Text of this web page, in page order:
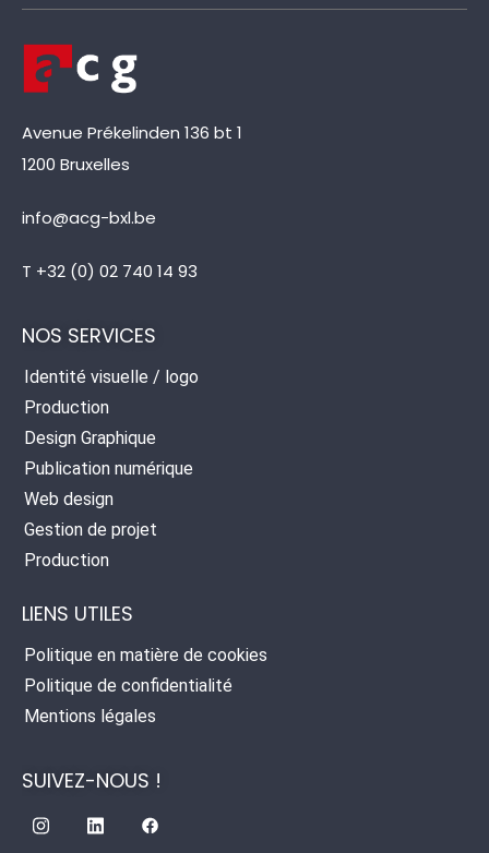
Avenue Prékelinden 136 bt 1
1200 Bruxelles
info@acg-bxl.be
T +32 (0) 02 740 14 93
NOS SERVICES
Identité visuelle / logo
Production
Design Graphique
Publication numérique
Web design
Gestion de projet
Production
LIENS UTILES
Politique en matière de cookies
Politique de confidentialité
Mentions légales
SUIVEZ-NOUS !